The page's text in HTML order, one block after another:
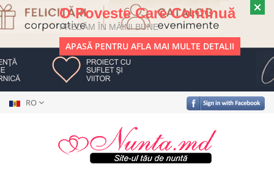
O Poveste Care Continuă
PREDĂM ÎN MÂINI BUNE
APASĂ PENTRU AFLA MAI MULTE DETALII
RO